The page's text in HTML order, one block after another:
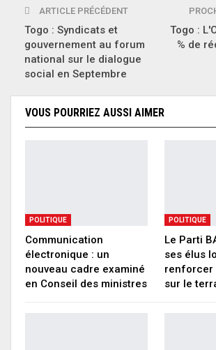
ARTICLE PRÉCÉDENT
Togo : Syndicats et
gouvernement au forum
national sur le dialogue
social en Septembre
Togo :
% de
VOUS POURRIEZ AUSSI AIMER
POLITIQUE
Communication
électronique : un
nouveau cadre examiné
en Conseil des ministres
POLITIQUE
Le Parti
ses élus
renforcer
sur le